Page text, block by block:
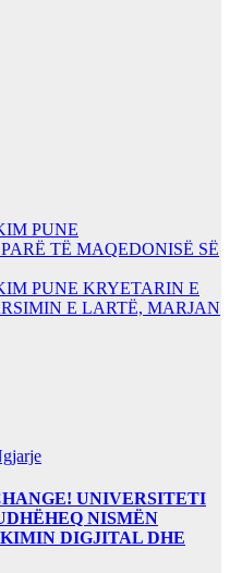
PUNE
TË MAQEDONISË SË
PUNE KRYETARIN E
E LARTË, MARJAN
UNIVERSITETI
NISMËN
DIGJITAL DHE